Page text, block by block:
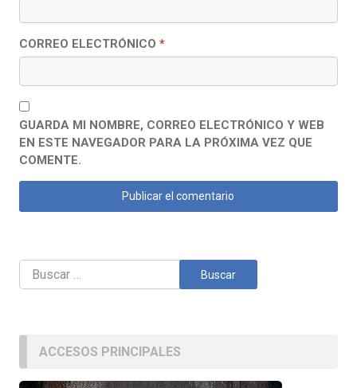
CORREO ELECTRÓNICO *
GUARDA MI NOMBRE, CORREO ELECTRÓNICO Y WEB
EN ESTE NAVEGADOR PARA LA PRÓXIMA VEZ QUE
COMENTE.
Buscar:
ACCESOS PRINCIPALES